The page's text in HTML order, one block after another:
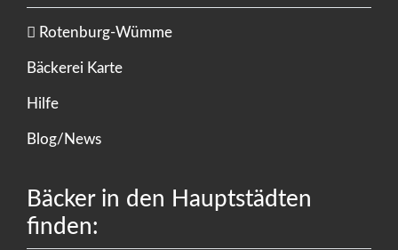
Rotenburg-Wümme
Bäckerei Karte
Hilfe
Blog/News
Bäcker in den Hauptstädten
finden: